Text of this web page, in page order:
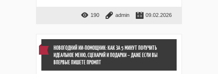
190 admin 09.02.2026
НОВОГОДНИЙ ИИ-ПОМОЩНИК: КАК ЗА 5 МИНУТ ПОЛУЧИТЬ
ИДЕАЛЬНОЕ МЕНЮ, СЦЕНАРИЙ И ПОДАРКИ – ДАЖЕ ЕСЛИ ВЫ
ВПЕРВЫЕ ПИШЕТЕ ПРОМПТ